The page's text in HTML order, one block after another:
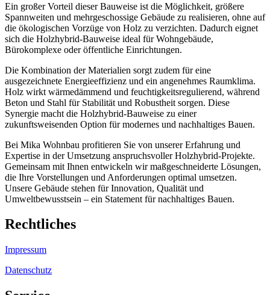
Ein großer Vorteil dieser Bauweise ist die Möglichkeit, größere
Spannweiten und mehrgeschossige Gebäude zu realisieren, ohne auf
die ökologischen Vorzüge von Holz zu verzichten. Dadurch eignet
sich die Holzhybrid-Bauweise ideal für Wohngebäude,
Bürokomplexe oder öffentliche Einrichtungen.
Die Kombination der Materialien sorgt zudem für eine
ausgezeichnete Energieeffizienz und ein angenehmes Raumklima.
Holz wirkt wärmedämmend und feuchtigkeitsregulierend, während
Beton und Stahl für Stabilität und Robustheit sorgen. Diese
Synergie macht die Holzhybrid-Bauweise zu einer
zukunftsweisenden Option für modernes und nachhaltiges Bauen.
Bei Mika Wohnbau profitieren Sie von unserer Erfahrung und
Expertise in der Umsetzung anspruchsvoller Holzhybrid-Projekte.
Gemeinsam mit Ihnen entwickeln wir maßgeschneiderte Lösungen,
die Ihre Vorstellungen und Anforderungen optimal umsetzen.
Unsere Gebäude stehen für Innovation, Qualität und
Umweltbewusstsein – ein Statement für nachhaltiges Bauen.
Rechtliches
Impressum
Datenschutz